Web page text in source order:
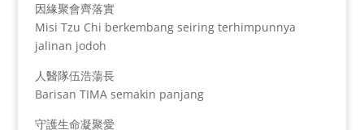
因緣聚會齊落實
Misi Tzu Chi berkembang seiring terhimpunnya
jalinan jodoh
人醫隊伍浩蕩長
Barisan TIMA semakin panjang
守護生命凝聚愛